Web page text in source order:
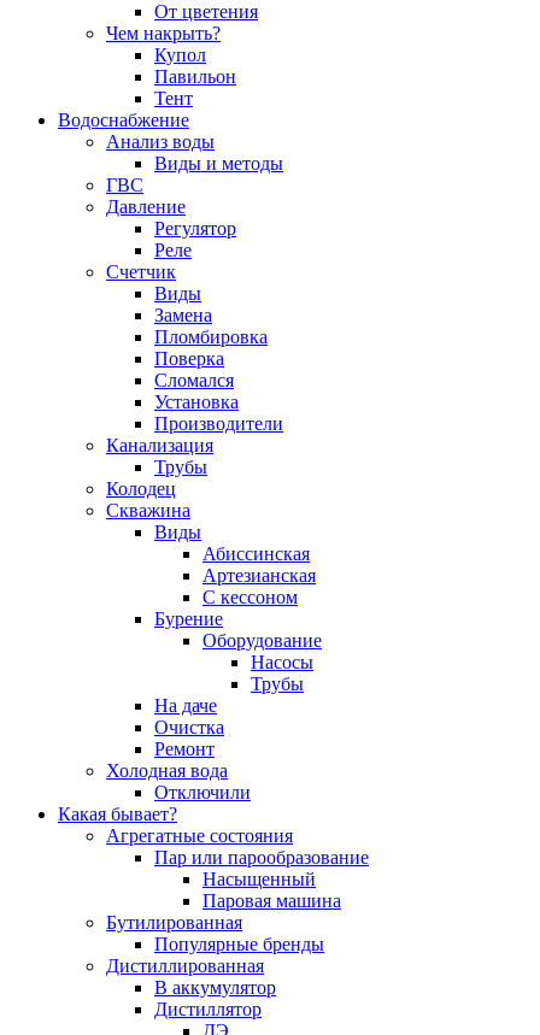
От цветения
Чем накрыть?
Купол
Павильон
Тент
Водоснабжение
Анализ воды
Виды и методы
ГВС
Давление
Регулятор
Реле
Счетчик
Виды
Замена
Пломбировка
Поверка
Сломался
Установка
Производители
Канализация
Трубы
Колодец
Скважина
Виды
Абиссинская
Артезианская
С кессоном
Бурение
Оборудование
Насосы
Трубы
На даче
Очистка
Ремонт
Холодная вода
Отключили
Какая бывает?
Агрегатные состояния
Пар или парообразование
Насыщенный
Паровая машина
Бутилированная
Популярные бренды
Дистиллированная
В аккумулятор
Дистиллятор
ДЭ